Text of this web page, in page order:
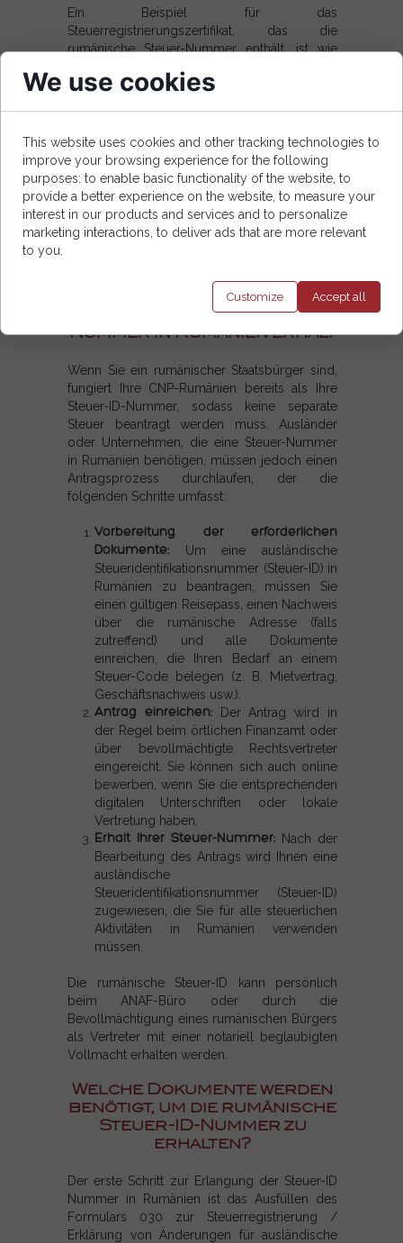
Ein Beispiel für das
Steuerregistrierungszertifikat, das die
rumänische Steuer-Nummer enthält, ist wie
Wie man eine Steuer-
Nummer in Rumänien erhält
Wenn Sie ein rumänischer Staatsbürger sind,
fungiert Ihre CNP-Rumänien bereits als Ihre
Steuer-ID-Nummer, sodass keine separate
Steuer beantragt werden muss. Ausländer
oder Unternehmen, die eine Steuer-Nummer
in Rumänien benötigen, müssen jedoch einen
Antragsprozess durchlaufen, der die
folgenden Schritte umfasst:
Vorbereitung der erforderlichen
Dokumente:
Um eine ausländische
Steueridentifikationsnummer (Steuer-ID) in
Rumänien zu beantragen, müssen Sie
einen gültigen Reisepass, einen Nachweis
über die rumänische Adresse (falls
zutreffend) und alle Dokumente
einreichen, die Ihren Bedarf an einem
Steuer-Code belegen (z. B. Mietvertrag,
Geschäftsnachweis usw.).
Antrag einreichen:
Der Antrag wird in
der Regel beim örtlichen Finanzamt oder
über bevollmächtigte Rechtsvertreter
eingereicht. Sie können sich auch online
bewerben, wenn Sie die entsprechenden
digitalen Unterschriften oder lokale
Vertretung haben.
Erhalt Ihrer Steuer-Nummer: Nach der
Bearbeitung des Antrags wird Ihnen eine
ausländische
Steueridentifikationsnummer (Steuer-ID)
zugewiesen, die Sie für alle steuerlichen
Aktivitäten in Rumänien verwenden
müssen.
Die rumänische Steuer-ID kann persönlich
beim ANAF-Büro oder durch die
Bevollmächtigung eines rumänischen Bürgers
als Vertreter mit einer notariell beglaubigten
Vollmacht erhalten werden.
Welche Dokumente werden
benötigt, um die rumänische
Steuer-ID-Nummer zu
erhalten?
Der erste Schritt zur Erlangung der Steuer-ID
Nummer in Rumänien ist das Ausfüllen des
Formulars 030 zur Steuerregistrierung /
Erklärung von Änderungen für ausländische
We use cookies
This website uses cookies and other tracking technologies to
improve your browsing experience for the following
purposes: to enable basic functionality of the website, to
provide a better experience on the website, to measure your
interest in our products and services and to personalize
marketing interactions, to deliver ads that are more relevant
to you.
Customize Accept all